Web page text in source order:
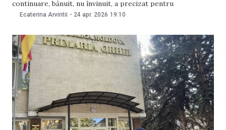
continuare, bănuit, nu învinuit, a precizat pentru
NewsMaker purtătoarea de cuvânt a Procuraturii Generale,
Violina Moraru. Precizările vin după declarațiile făcute pe 22
Cernăuțeanu. Întrebat,
Ecaterina Arvintii - 24 apr. 2026 19:10